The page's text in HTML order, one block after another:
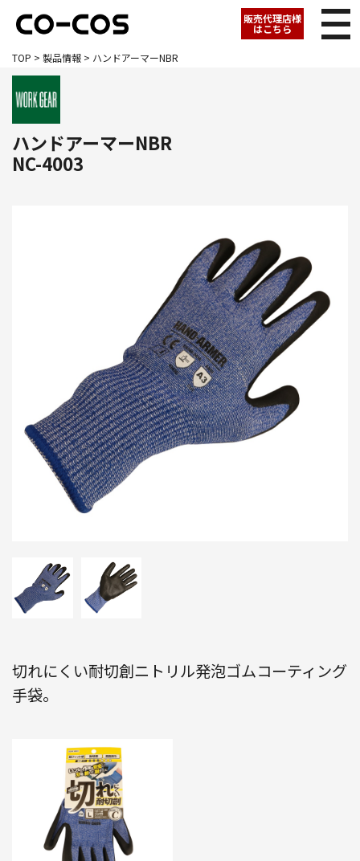
販売代理店様
はこちら
TOP > 製品情報 > ハンドアーマーNBR
ハンドアーマーNBR
NC-4003
切れにくい耐切創ニトリル発泡ゴムコーティング
手袋。